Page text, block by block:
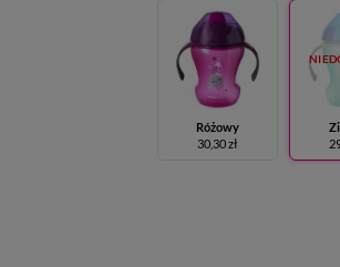
Różowy
30,30 zł